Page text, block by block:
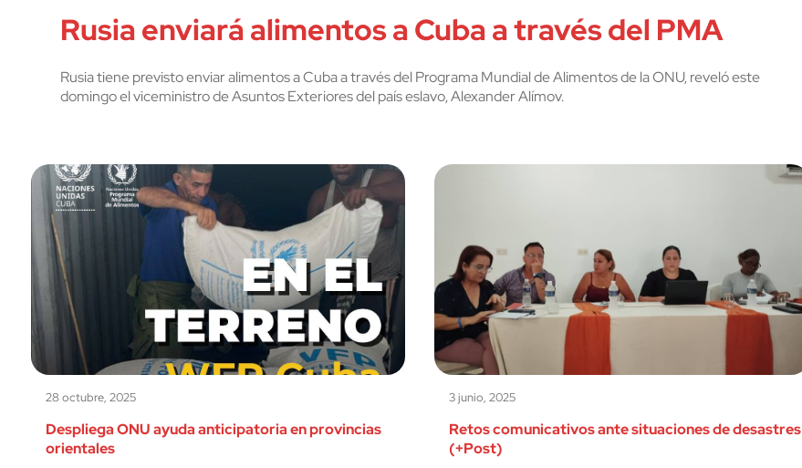
Rusia enviará alimentos a Cuba a través del PMA
Rusia tiene previsto enviar alimentos a Cuba a través del Programa Mundial de Alimentos de la ONU, reveló este
domingo el viceministro de Asuntos Exteriores del país eslavo, Alexander Alímov.
28 octubre, 2025
Despliega ONU ayuda anticipatoria en provincias
orientales
3 junio, 2025
Retos comunicativos ante situaciones de desastres
(+Post)